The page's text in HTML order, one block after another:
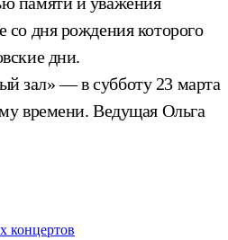
со дня рождения которого
дни.
зал» — в субботу 23 марта
времени. Ведущая Ольга
концертов